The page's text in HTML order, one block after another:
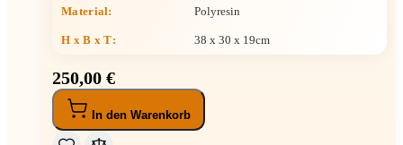
Material: Polyresin
H x B x T: 38 x 30 x 19cm
250,00 €
In den Warenkorb